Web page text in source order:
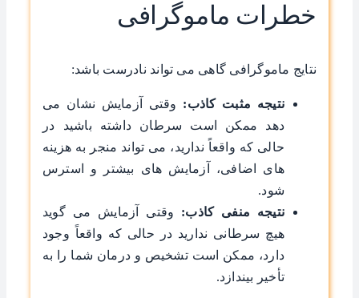
خطرات ماموگرافی
نتایج ماموگرافی گاهی می ‌تواند نادرست باشد:
نتیجه مثبت کاذب:وقتی آزمایش نشان می
‌دهد ممکن است سرطان داشته باشید در
حالی که واقعاً ندارید، می‌ تواند منجر به هزینه‌
های اضافی، آزمایش ‌های بیشتر و استرس
شود.
نتیجه منفی کاذب:وقتی آزمایش می ‌گوید
هیچ سرطانی ندارید در حالی که واقعاً وجود
دارد، ممکن است تشخیص و درمان شما را به
تأخیر بیندازد.